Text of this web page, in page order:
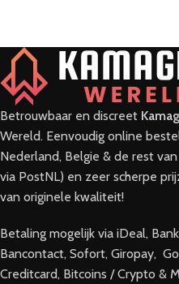
Betrouwbaar en discreet
Wereld. Eenvoudig online
Nederland, Belgie & de rest
via PostNL) en zeer scherpe
van originele kwaliteit!
Betaling mogelijk via iDeal,
Bancontact, Sofort, Giropay,
Creditcard, Bitcoins / Crypto &